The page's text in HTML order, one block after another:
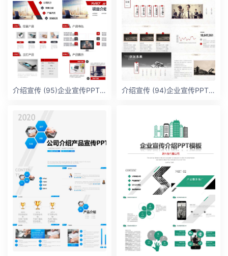
介绍宣传 (95)企业宣传PPT模板 介绍宣传 (94)企业宣传PPT模板